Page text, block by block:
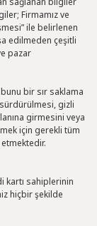
Firmamız ve
ile belirlenen
edilmeden çeşitli
pazar
bir sır saklama
gizli
girmesini veya
için gerekli tüm
kartı sahiplerinin
hiçbir şekilde